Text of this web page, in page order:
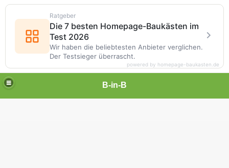
B-in-B
Ratgeber
Die 7 besten Homepage-Baukästen im
Test 2026
Wir haben die beliebtesten Anbieter verglichen.
Der Testsieger überrascht.
powered by homepage-baukasten.de